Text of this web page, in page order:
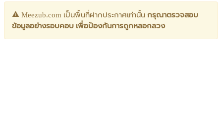
Meezub.com เป็นพื้นที่ฝากประกาศเท่านั้น กรุณาตรวจสอบ
ข้อมูลอย่างรอบคอบ เพื่อป้องกันการถูกหลอกลวง